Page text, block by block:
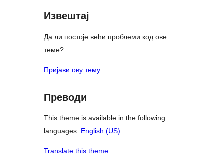
Извештај
Да ли постоје већи проблеми код ове
теме?
Пријави ову тему
Преводи
This theme is available in the following
languages: English (US).
Translate this theme